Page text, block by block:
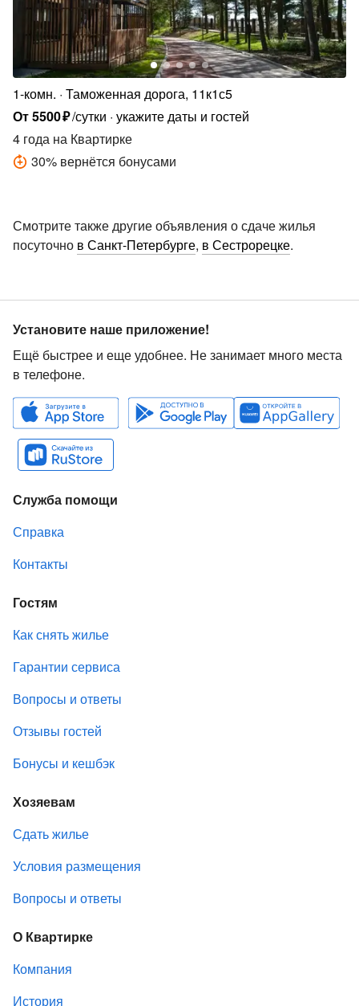
1-комн. Таможенная дорога, 11к1с5
От5500₽/сутки укажите даты и гостей
4 года на Квартирке
30% вернётся бонусами
Смотрите также другие объявления о сдаче жилья
посуточно в Санкт-Петербурге, в Сестрорецке.
Установите наше приложение!
Ещё быстрее и еще удобнее. Не занимает много места
в телефоне.
Служба помощи
Справка
Контакты
Гостям
Как снять жилье
Гарантии сервиса
Вопросы и ответы
Отзывы гостей
Бонусы и кешбэк
Хозяевам
Сдать жилье
Условия размещения
Вопросы и ответы
О Квартирке
Компания
История